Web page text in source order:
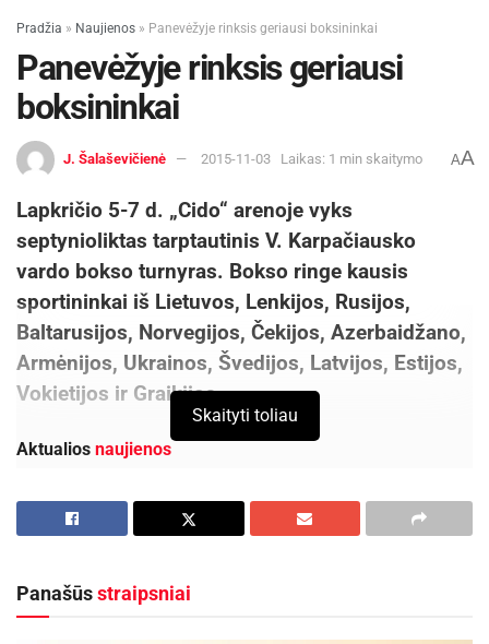
Pradžia » Naujienos » Panevėžyje rinksis geriausi boksininkai
Panevėžyje rinksis geriausi
boksininkai
J. Šalaševičienė 2015-11-03 Laikas: 1 min skaitymo AA
Lapkričio 5-7 d. „Cido“ arenoje vyks
septynioliktas tarptautinis V. Karpačiausko
vardo bokso turnyras. Bokso ringe kausis
sportininkai iš Lietuvos, Lenkijos, Rusijos,
Baltarusijos, Norvegijos, Čekijos, Azerbaidžano,
Armėnijos, Ukrainos, Švedijos, Latvijos, Estijos,
Vokietijos ir Graikijos.
Aktualios naujienos
Kauno rajone, Čekiškėje vyks 2028 metų Europos
ir pasaulio greičio automodelių čempionatas
Savaitgalį geriausi Lietuvos slalomo meistrai
Skaityti toliau
Panašūsstraipsniai